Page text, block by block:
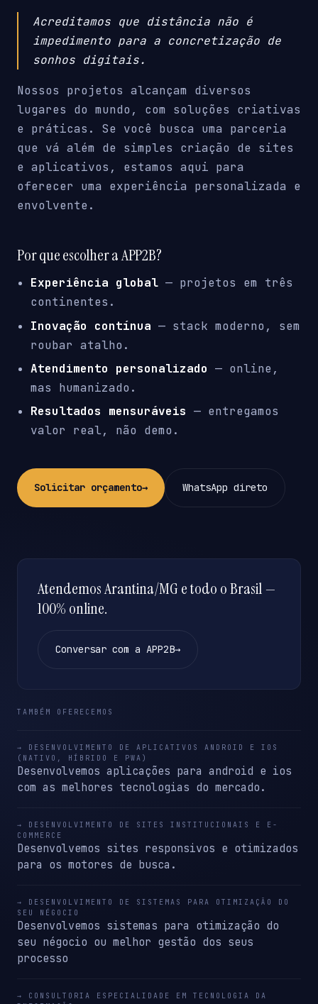
Acreditamos que distância não é
impedimento para a concretização de
sonhos digitais.
Nossos projetos alcançam diversos
lugares do mundo, com soluções criativas
e práticas. Se você busca uma parceria
que vá além de simples criação de sites
e aplicativos, estamos aqui para
oferecer uma experiência personalizada e
envolvente.
Por que escolher a APP2B?
Experiência global — projetos em três
continentes.
Inovação contínua — stack moderno, sem
roubar atalho.
Atendimento personalizado — online,
mas humanizado.
Resultados mensuráveis — entregamos
valor real, não demo.
Solicitar orçamento→ WhatsApp direto
Atendemos Arantina/MG e todo o Brasil —
100% online.
Conversar com a APP2B→
TAMBÉM OFERECEMOS
→ DESENVOLVIMENTO DE APLICATIVOS ANDROID E IOS
(NATIVO, HÍBRIDO E PWA)
Desenvolvemos aplicações para android e ios
com as melhores tecnologias do mercado.
→ DESENVOLVIMENTO DE SITES INSTITUCIONAIS E E-
COMMERCE
Desenvolvemos sites responsivos e otimizados
para os motores de busca.
→ DESENVOLVIMENTO DE SISTEMAS PARA OTIMIZAÇÃO DO
SEU NÉGOCIO
Desenvolvemos sistemas para otimização do
seu négocio ou melhor gestão dos seus
processo
→ CONSULTORIA ESPECIALIDADE EM TECNOLOGIA DA